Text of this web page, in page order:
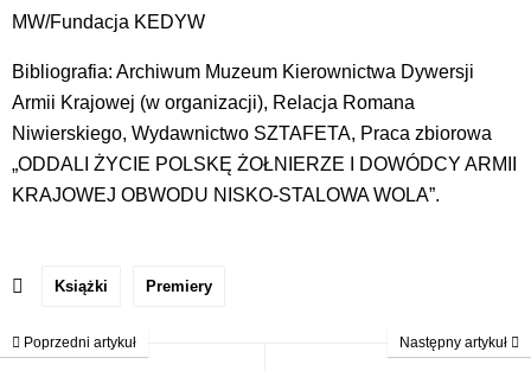
MW/Fundacja KEDYW
Bibliografia: Archiwum Muzeum Kierownictwa Dywersji
Armii Krajowej (w organizacji), Relacja Romana
Niwierskiego, Wydawnictwo SZTAFETA, Praca zbiorowa
„ODDALI ŻYCIE POLSKĘ ŻOŁNIERZE I DOWÓDCY ARMII
KRAJOWEJ OBWODU NISKO-STALOWA WOLA”.
Książki Premiery
Poprzedni artykuł Następny artykuł